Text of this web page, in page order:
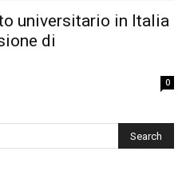
universitario in Italia
di
0